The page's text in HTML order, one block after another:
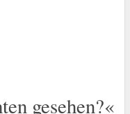
gesehen?«